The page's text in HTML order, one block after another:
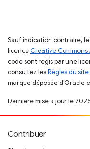
Sauf indication contraire,
licence Creative Commons
code sont régis par une
consultez lesRègles du
marque déposée d'Oracle
Dernière mise à jour le
Contribuer